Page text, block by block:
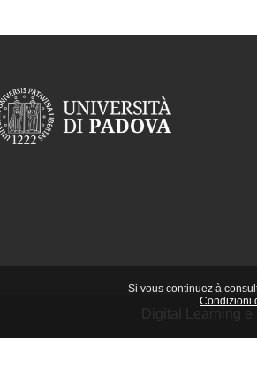
Si vous continuez à
Condizioni
Digital Learning